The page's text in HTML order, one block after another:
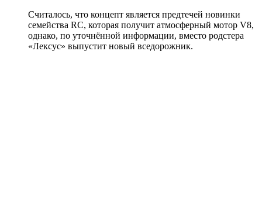
Считалось, что концепт является предтечей новинки
семейства RC, которая получит атмосферный мотор V8,
однако, по уточнённой информации, вместо родстера
«Лексус» выпустит новый вседорожник.